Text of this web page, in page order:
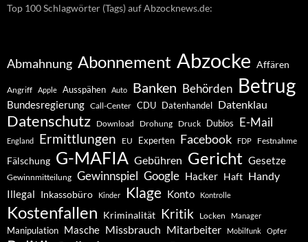
Top 100 Schlagwörter (Tags) auf Abzocknews.de:
Abmahnung Abonnement Abzocke Affären
Angriff Apple Ausspähen Auto Banken Behörden Betrug
Bundesregierung Call-Center CDU Datenhandel Datenklau
Datenschutz Download Drohung Druck Dubios E-Mail
England Ermittlungen EU Experten Facebook FDP Festnahme
Fälschung G-MAFIA Gebühren Gericht Gesetze
Gewinnmitteilung Gewinnspiel Google Hacker Haft Handy
Illegal Inkassobüro Kinder Klage Konto Kontrolle
Kostenfallen Kriminalität Kritik Locken Manager
Manipulation Masche Missbrauch Mitarbeiter Mobilfunk Opfer